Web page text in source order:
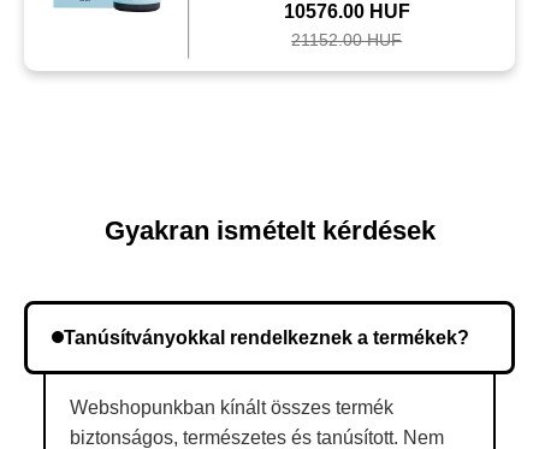
10576.00 HUF
21152.00 HUF
Gyakran ismételt kérdések
Tanúsítványokkal rendelkeznek a termékek?
Webshopunkban kínált összes termék
biztonságos, természetes és tanúsított. Nem